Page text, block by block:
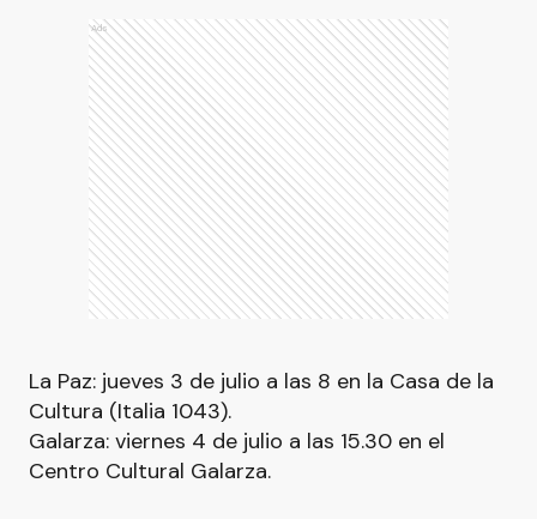
Ads
La Paz: jueves 3 de julio a las 8 en la Casa de la
Cultura (Italia 1043).
Galarza: viernes 4 de julio a las 15.30 en el
Centro Cultural Galarza.